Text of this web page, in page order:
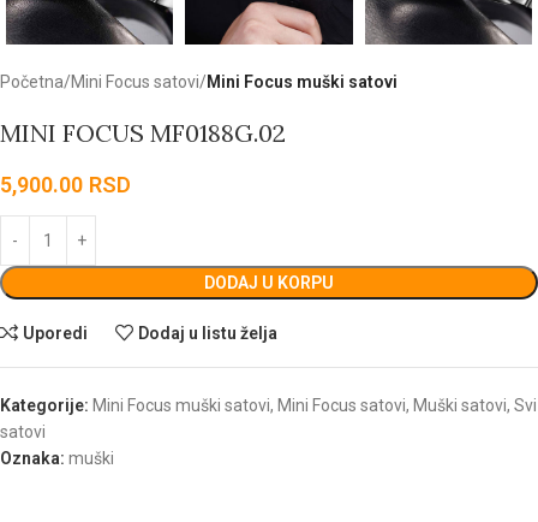
Početna Mini Focus satovi Mini Focus muški satovi
MINI FOCUS MF0188G.02
5,900.00 RSD
DODAJ U KORPU
Uporedi Dodaj u listu želja
Kategorije: Mini Focus muški satovi, Mini Focus satovi, Muški satovi, Svi
satovi
Oznaka: muški